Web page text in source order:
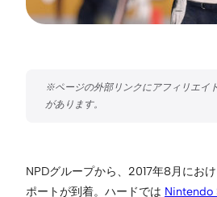
NPDグループから、2017年8月にお
ポートが到着。ハードでは Nintendo